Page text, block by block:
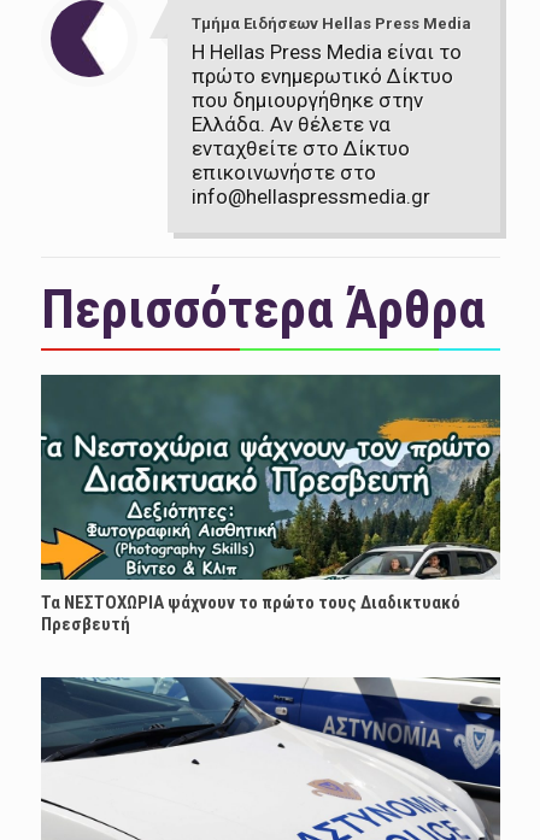
Τμήμα Ειδήσεων Hellas Press Media
Η Hellas Press Media είναι το
πρώτο ενημερωτικό Δίκτυο
που δημιουργήθηκε στην
Ελλάδα. Αν θέλετε να
ενταχθείτε στο Δίκτυο
επικοινωνήστε στο
info@hellaspressmedia.gr
Περισσότερα Άρθρα
Τα ΝΕΣΤΟΧΩΡΙΑ ψάχνουν το πρώτο τους Διαδικτυακό
Πρεσβευτή